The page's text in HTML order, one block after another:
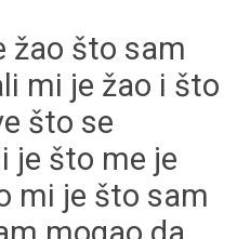
žao što sam
mi je žao i što
što se
je što me je
mi je što sam